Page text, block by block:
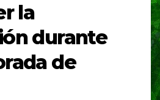
la
durante
de